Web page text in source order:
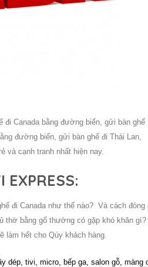
đi Canada bằng đường biển, gửi bàn ghế
đường biển, gửi bàn ghế đi Thái Lan,
và cạnh tranh nhất hiện nay.
EXPRESS:
đi Canada như thế nào? Và cách đóng
thờ bằng gổ thường có gặp khó khăn gì?
làm hết cho Qúy khách hàng.
dép, tivi, micro, bếp ga, salon gỗ, màng